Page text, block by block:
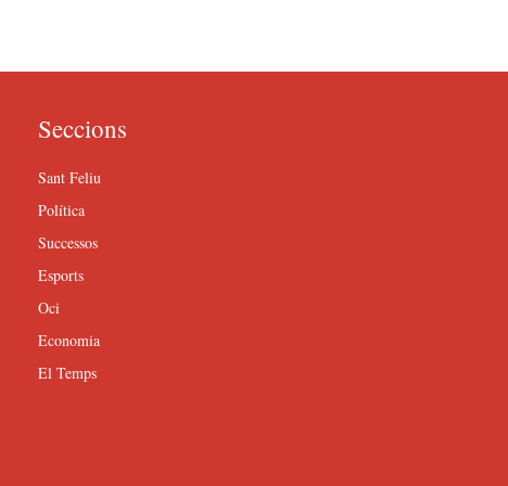
Seccions
Sant Feliu
Política
Successos
Esports
Oci
Economia
El Temps